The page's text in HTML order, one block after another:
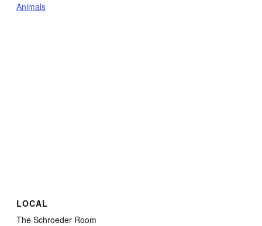
Animals
LOCAL
The Schroeder Room